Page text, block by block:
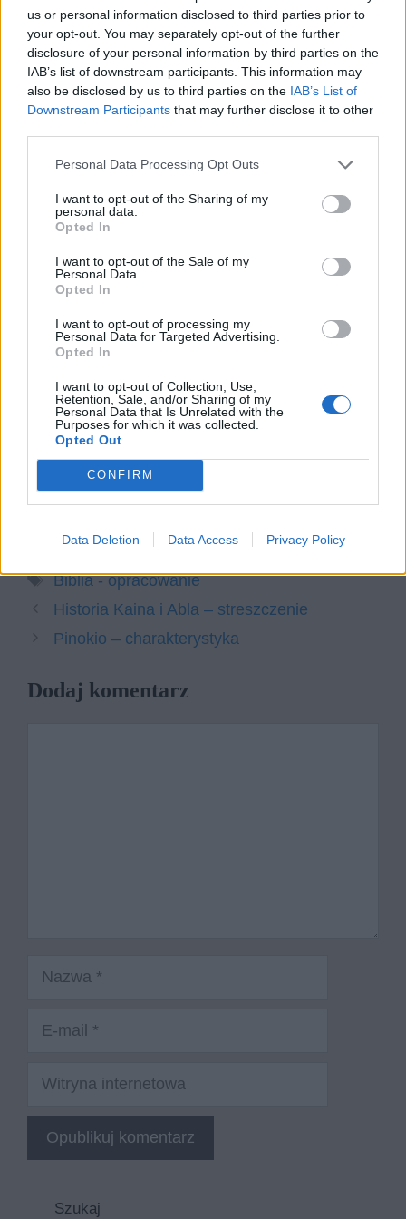
us or personal information disclosed to third parties prior to
your opt-out. You may separately opt-out of the further
disclosure of your personal information by third parties on the
IAB’s list of downstream participants. This information may
also be disclosed by us to third parties on the IAB’s List of
Downstream Participants that may further disclose it to other
Personal Data Processing Opt Outs
I want to opt-out of the Sharing of my
personal data.
Opted In
I want to opt-out of the Sale of my
Personal Data.
Opted In
I want to opt-out of processing my
Personal Data for Targeted Advertising.
Opted In
I want to opt-out of Collection, Use,
Retention, Sale, and/or Sharing of my
Personal Data that Is Unrelated with the
Purposes for which it was collected.
Opted Out
CONFIRM
Data Deletion Data Access Privacy Policy
Czytaj także:
Przypowieść o robotnikach w winnicy
– streszczenie, interpretacja,
problematyka
Literacki wizerunek matki. Omów
zagadnienie na podstawie
W swojej odpowiedzi uwzględnij
również wybrany kontekst.
Ja­kie wi­zje za­świa­tów moż­na od­na­leźć
w li­te­ra­tu­rze? Omów za­gad­nie­nie na
skie­go. W swo­jej od­po­wie­dzi uwzględ­
Człowiek w obliczu cierpienia. Omów
zagadnienie na podstawie znanych Ci
fragmentów Księgi Hioba. W swojej
odpowiedzi uwzględnij również
wybrany kontekst.
Kategorie
Tagi
Biblia - opracowanie
Historia Kaina i Abla – streszczenie
Pinokio – charakterystyka
Dodaj komentarz
Witryna
internetowa
Szukaj